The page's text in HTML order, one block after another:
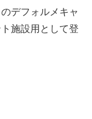
デフォルメキャ
施設用として登